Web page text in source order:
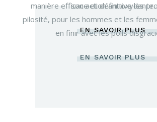
son action antioxydante.
EN SAVOIR PLUS
manière efficace et définitive les
pilosité, pour les hommes et les
en finir avec les poils
EN SAVOIR PLUS